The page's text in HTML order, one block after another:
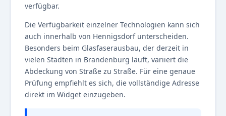
verfügbar.
Die Verfügbarkeit einzelner Technologien kann sich
auch innerhalb von Hennigsdorf unterscheiden.
Besonders beim Glasfaserausbau, der derzeit in
vielen Städten in Brandenburg läuft, variiert die
Abdeckung von Straße zu Straße. Für eine genaue
Prüfung empfiehlt es sich, die vollständige Adresse
direkt im Widget einzugeben.